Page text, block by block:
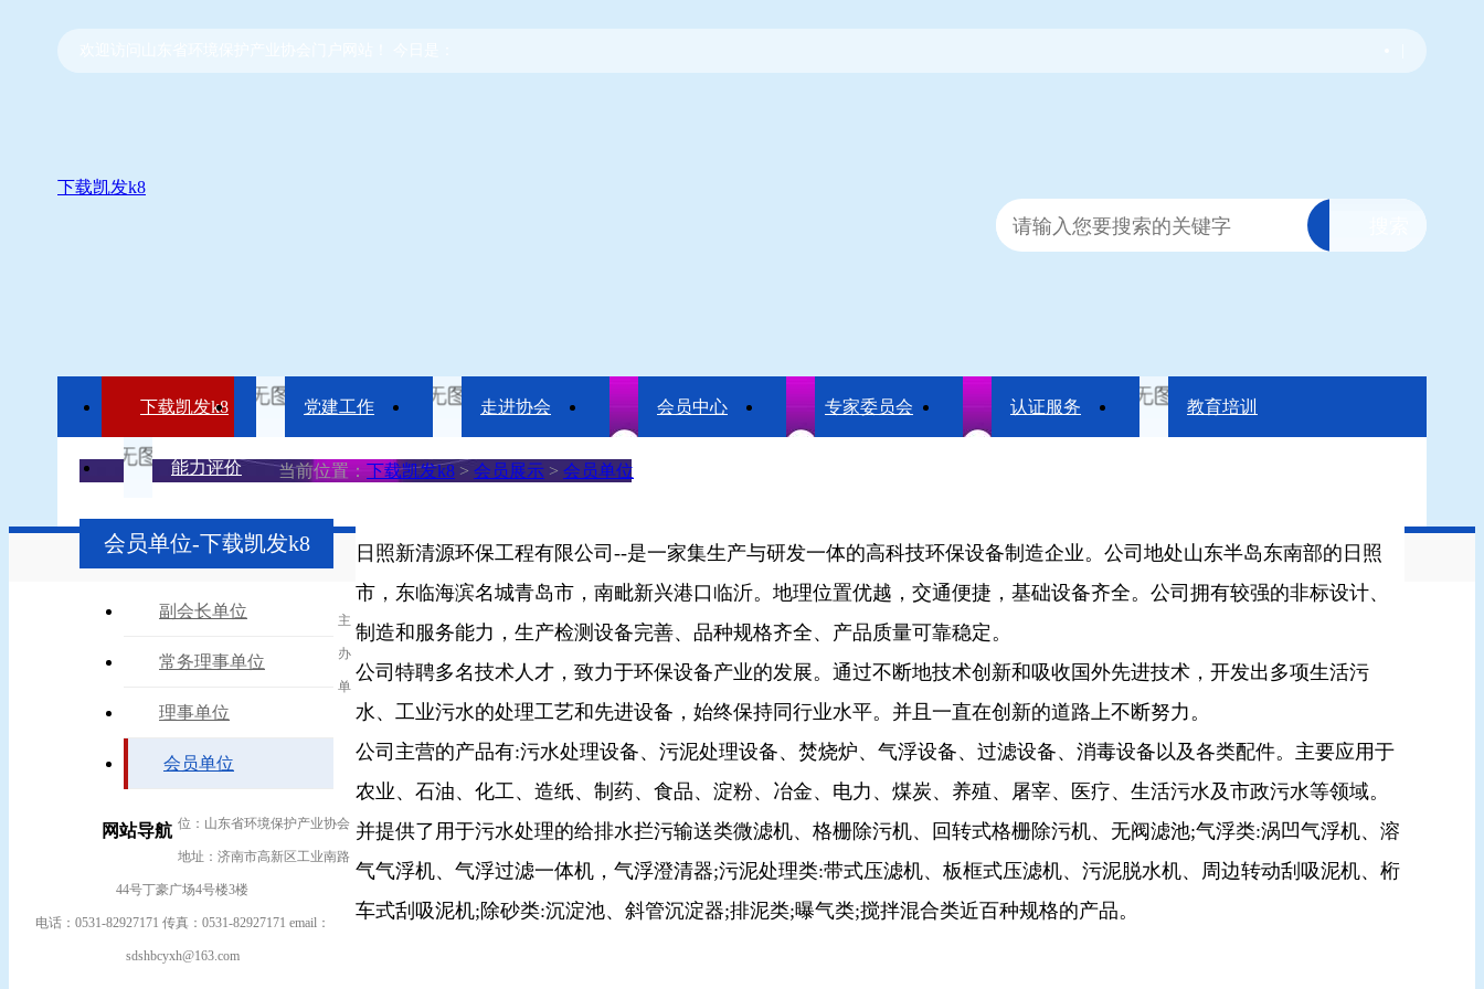
下载凯发k8
下载凯发k8 党建工作 走进协会 会员中心 专家委员会 认证服务 教育培训
能力评价 当前位置： 下载凯发k8 > 会员展示 > 会员单位
会员单位-下载凯发k8
副会长单位
常务理事单位
理事单位
会员单位
日照新清源环保工程有限公司--是一家集生产与研发一体的高科技环保设备制造企业。公司地处山东半岛东南部的日照
市，东临海滨名城青岛市，南毗新兴港口临沂。地理位置优越，交通便捷，基础设备齐全。公司拥有较强的非标设计、
制造和服务能力，生产检测设备完善、品种规格齐全、产品质量可靠稳定。
公司特聘多名技术人才，致力于环保设备产业的发展。通过不断地技术创新和吸收国外先进技术，开发出多项生活污
水、工业污水的处理工艺和先进设备，始终保持同行业水平。并且一直在创新的道路上不断努力。
公司主营的产品有:污水处理设备、污泥处理设备、焚烧炉、气浮设备、过滤设备、消毒设备以及各类配件。主要应用于
农业、石油、化工、造纸、制药、食品、淀粉、冶金、 电力、煤炭、养殖、屠宰、医疗、生活污水及市政污水等领域。
并提供了用于污水处理的给排水拦污输送类微滤机、格栅除污机、回转式格栅除污机、无阀滤池;气浮类:涡凹气浮机、溶
气气浮机、气浮过滤一体机，气浮澄清器;污泥处理类:带式压滤机、板框式压滤机、污泥脱水机、周边转动刮吸泥机、桁
车式刮吸泥机;除砂类:沉淀池、斜管沉淀器;排泥类;曝气类;搅拌混合类近百种规格的产品。
网站导航
主
办
单
位：山东省环境保护产业协会
地址：济南市高新区工业南路
44号丁豪广场4号楼3楼
电话：0531-82927171 传真：0531-82927171 email：
sdshbcyxh@163.com